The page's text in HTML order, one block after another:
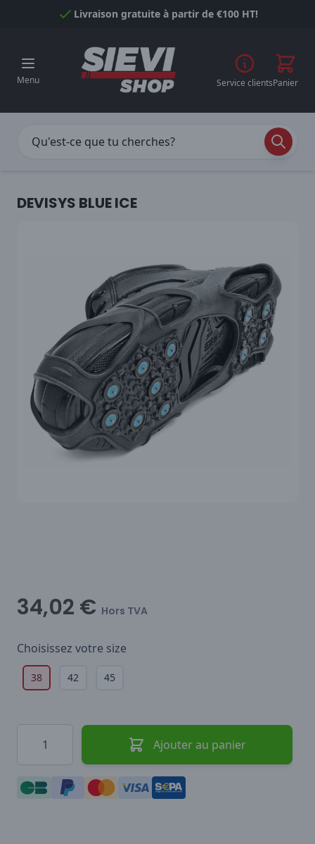
Passer au contenuLivraison gratuite à partir de €100 HT!
Menu Service clientsPanier
DEVISYS BLUE ICE
34,02 € Hors TVA
Choisissez votre size
38 42 45
Ajouter au panier